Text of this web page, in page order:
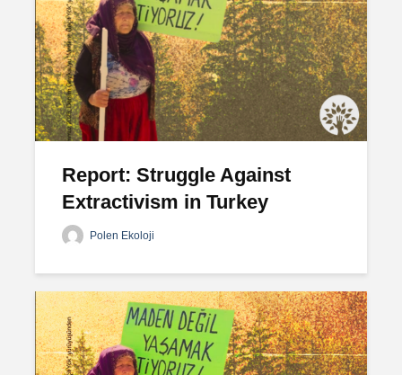
Report: Struggle Against
Extractivism in Turkey
Polen Ekoloji